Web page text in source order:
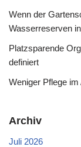
Wenn der
Wasserreserven
Platzsparende
definiert
Weniger Pflege
Archiv
Juli 2026